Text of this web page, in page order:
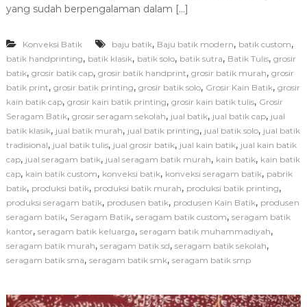
v
e
i
B
a
j
u
B
t
i
k
C
u
o
u
yang sudah berpengalaman dalam […]
Konveksi Batik baju batik, Baju batik modern, batik custom,
batik handprinting, batik klasik, batik solo, batik sutra, Batik Tulis, grosir
batik, grosir batik cap, grosir batik handprint, grosir batik murah, grosir
batik print, grosir batik printing, grosir batik solo, Grosir Kain Batik, grosir
kain batik cap, grosir kain batik printing, grosir kain batik tulis, Grosir
Seragam Batik, grosir seragam sekolah, jual batik, jual batik cap, jual
batik klasik, jual batik murah, jual batik printing, jual batik solo, jual batik
tradisional, jual batik tulis, jual grosir batik, jual kain batik, jual kain batik
cap, jual seragam batik, jual seragam batik murah, kain batik, kain batik
cap, kain batik custom, konveksi batik, konveksi seragam batik, pabrik
batik, produksi batik, produksi batik murah, produksi batik printing,
produksi seragam batik, produsen batik, produsen Kain Batik, produsen
seragam batik, Seragam Batik, seragam batik custom, seragam batik
kantor, seragam batik keluarga, seragam batik muhammadiyah,
seragam batik murah, seragam batik sd, seragam batik sekolah,
seragam batik sma, seragam batik smk, seragam batik smp